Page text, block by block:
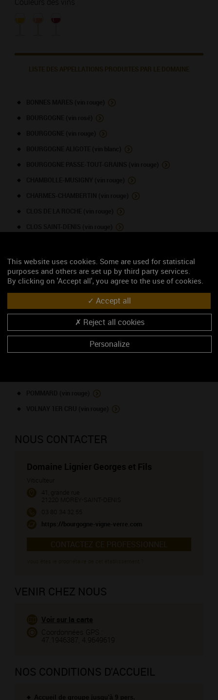
LISTE DES APPELLATIONS PRODUITES PAR LE DOMAINE
GEVREY-CHAMBERTIN (vin rouge)
GEVREY-CHAMBERTIN 1ER CRU - Aux Combottes (vin rouge)
MARSANNAY (vin rouge)
MARSANNAY (vin blanc)
MARSANNAY ROSE (vin rosé)
MOREY-SAINT-DENIS 1ER CRU - Clos des Ormes (vin rouge)
NOUS CONTACTER
Domaine Lignier Georges et Fils
Viticulteur
41, grande rue
21220 MOREY-SAINT-DENIS
03 80 34 32 55
https://bourgogne-vigne-verre.com
CONTACTEZ CE PROFESSIONNEL
VENIR CHEZ NOUS
Voir sur la carte
Coordonnées GPS :
47.1946387, 4.9649619
NOS CONDITIONS D'ACCUEIL
Accueil de groupe jusqu'à 9 pers.
This website uses cookies. Some are used for statistical
purposes and others are set up by third party services.
By clicking on 'Accept all', you agree to the use of cookies.
Accept all
Reject all cookies
Personalize